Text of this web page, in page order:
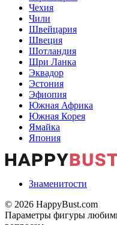
Чехия
Чили
Швейцария
Швеция
Шотландия
Шри Ланка
Эквадор
Эстония
Эфиопия
Южная Африка
Южная Корея
Ямайка
Япония
Знаменитости
© 2026 HappyBust.com
Параметры фигуры